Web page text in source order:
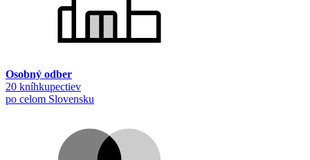
Osobný odber
20 kníhkupectiev
po celom Slovensku